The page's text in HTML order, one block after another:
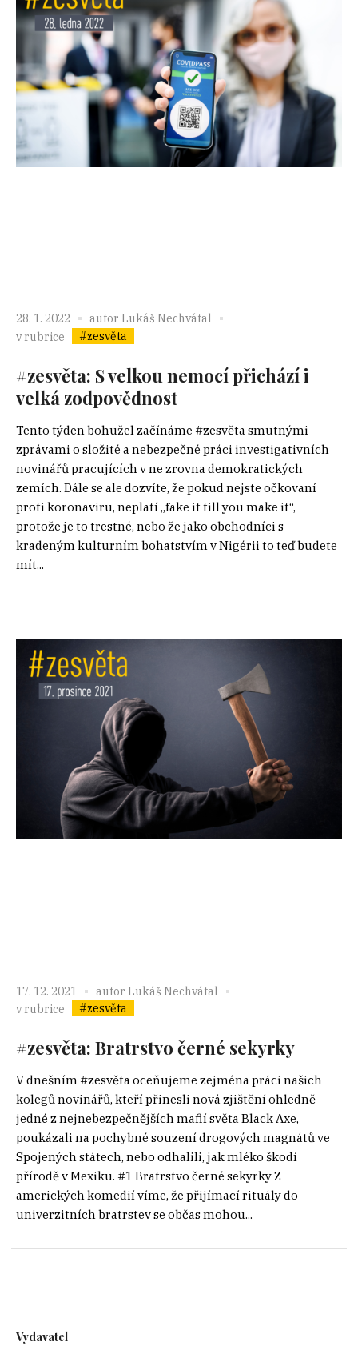
28. 1. 2022 autor Lukáš Nechvátal
v rubrice
#zesvěta
#zesvěta: S velkou nemocí přichází i
velká zodpovědnost
Tento týden bohužel začínáme #zesvěta smutnými
zprávami o složité a nebezpečné práci investigativních
novinářů pracujících v ne zrovna demokratických
zemích. Dále se ale dozvíte, že pokud nejste očkovaní
proti koronaviru, neplatí „fake it till you make it“,
protože je to trestné, nebo že jako obchodníci s
kradeným kulturním bohatstvím v Nigérii to teď budete
mít...
17. 12. 2021 autor Lukáš Nechvátal
v rubrice
#zesvěta
#zesvěta: Bratrstvo černé sekyrky
V dnešním #zesvěta oceňujeme zejména práci našich
kolegů novinářů, kteří přinesli nová zjištění ohledně
jedné z nejnebezpečnějších mafií světa Black Axe,
poukázali na pochybné souzení drogových magnátů ve
Spojených státech, nebo odhalili, jak mléko škodí
přírodě v Mexiku. #1 Bratrstvo černé sekyrky Z
amerických komedií víme, že přijímací rituály do
univerzitních bratrstev se občas mohou...
Vydavatel